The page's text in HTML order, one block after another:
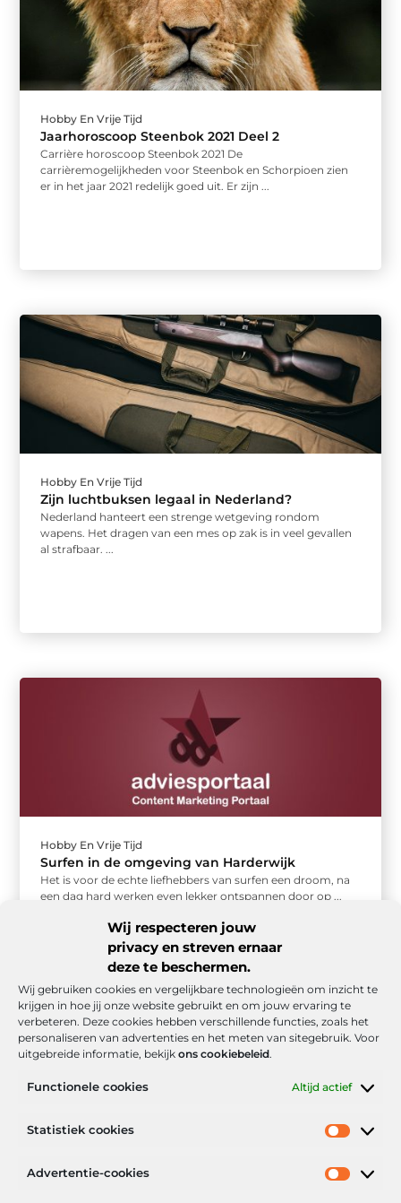
Wij respecteren jouw
privacy en streven ernaar
deze te beschermen.
Wij gebruiken cookies en vergelijkbare technologieën om inzicht te
krijgen in hoe jij onze website gebruikt en om jouw ervaring te
verbeteren. Deze cookies hebben verschillende functies, zoals het
personaliseren van advertenties en het meten van sitegebruik. Voor
uitgebreide informatie, bekijk ons cookiebeleid.
Functionele cookies Altijd actief
Statistiek cookies
Advertentie-cookies
Hobby En Vrije Tijd
Jaarhoroscoop Steenbok 2021 Deel 2
Carrière horoscoop Steenbok 2021 De
carrièremogelijkheden voor Steenbok en Schorpioen zien
er in het jaar 2021 redelijk goed uit. Er zijn ...
Hobby En Vrije Tijd
Zijn luchtbuksen legaal in Nederland?
Nederland hanteert een strenge wetgeving rondom
wapens. Het dragen van een mes op zak is in veel gevallen
al strafbaar. ...
Hobby En Vrije Tijd
Surfen in de omgeving van Harderwijk
Het is voor de echte liefhebbers van surfen een droom, na
een dag hard werken even lekker ontspannen door op ...
Onze informatie